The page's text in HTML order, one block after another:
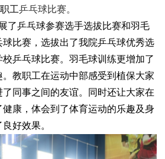
工乒乓球比赛。
了乒乓球参赛选手选拔比赛和羽毛
比赛，选拔出了我院乒乓球优秀选
乒乓球比赛。羽毛球训练更增加了
教职工在运动中部感受到植保大家
同事之间的友谊。 同时还让大家在
康， 体会到了体育运动的乐趣及身
好效果。